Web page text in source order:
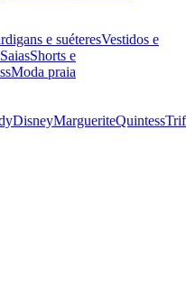
e suéteresVestidos e
SaiasShorts e
Moda praia
DisneyMargueriteQuintess